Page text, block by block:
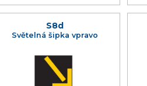
S8d
Světelná šipka vpravo